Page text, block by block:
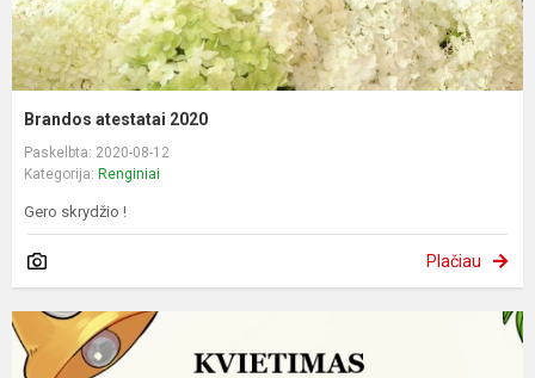
Brandos atestatai 2020
Paskelbta: 2020-08-12
Kategorija: Renginiai
Gero skrydžio !
Plačiau